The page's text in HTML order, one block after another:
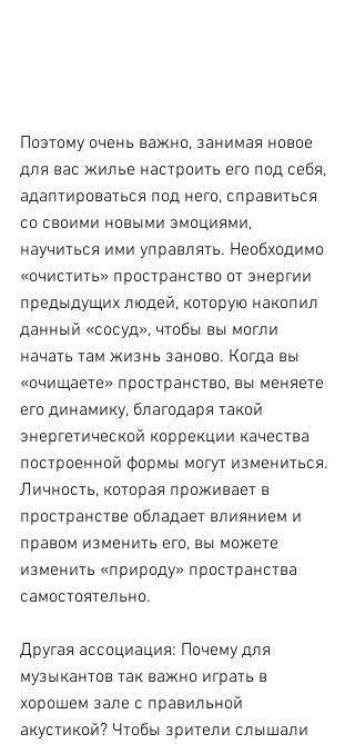
Поэтому очень важно, занимая новое
для вас жилье настроить его под себя,
адаптироваться под него, справиться
со своими новыми эмоциями,
научиться ими управлять. Необходимо
«очистить» пространство от энергии
предыдущих людей, которую накопил
данный «сосуд», чтобы вы могли
начать там жизнь заново. Когда вы
«очищаете» пространство, вы меняете
его динамику, благодаря такой
энергетической коррекции качества
построенной формы могут измениться.
Личность, которая проживает в
пространстве обладает влиянием и
правом изменить его, вы можете
изменить «природу» пространства
самостоятельно.
Другая ассоциация: Почему для
музыкантов так важно играть в
хорошем зале с правильной
акустикой? Чтобы зрители слышали